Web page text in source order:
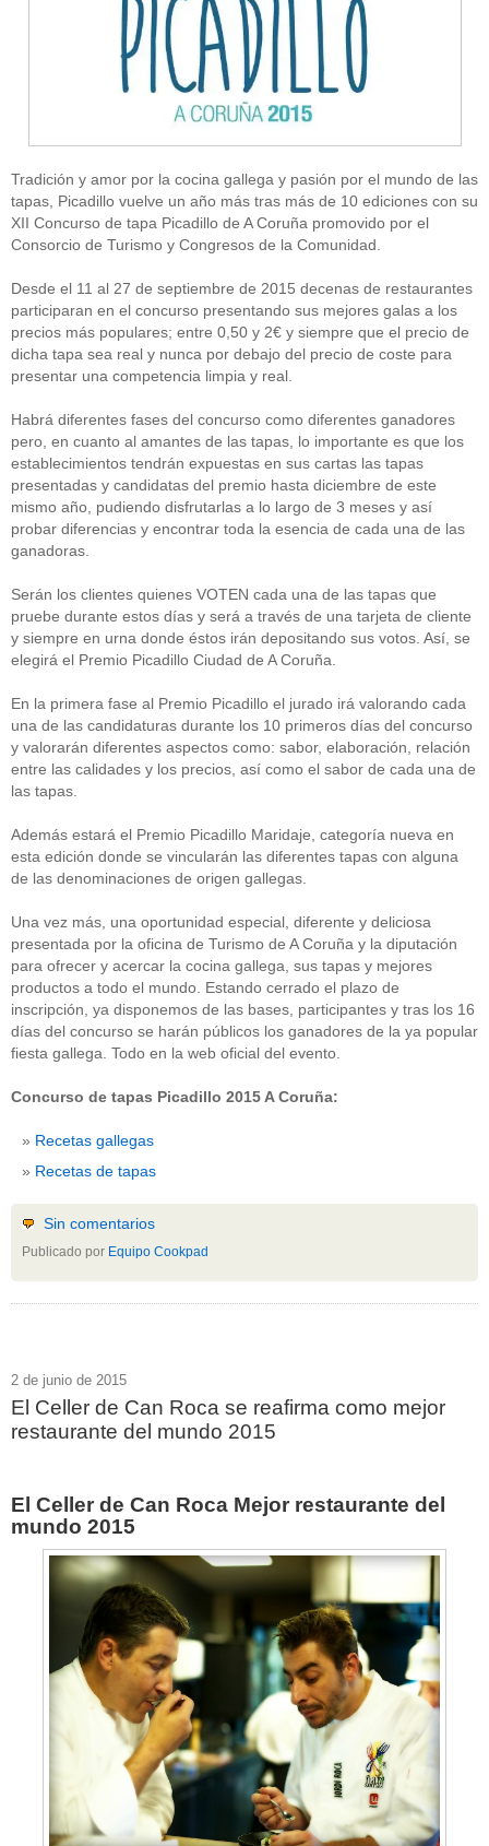
Tradición y amor por la cocina gallega y pasión por el mundo de las
tapas, Picadillo vuelve un año más tras más de 10 ediciones con su
XII Concurso de tapa Picadillo de A Coruña promovido por el
Consorcio de Turismo y Congresos de la Comunidad.
Desde el 11 al 27 de septiembre de 2015 decenas de restaurantes
participaran en el concurso presentando sus mejores galas a los
precios más populares; entre 0,50 y 2€ y siempre que el precio de
dicha tapa sea real y nunca por debajo del precio de coste para
presentar una competencia limpia y real.
Habrá diferentes fases del concurso como diferentes ganadores
pero, en cuanto al amantes de las tapas, lo importante es que los
establecimientos tendrán expuestas en sus cartas las tapas
presentadas y candidatas del premio hasta diciembre de este
mismo año, pudiendo disfrutarlas a lo largo de 3 meses y así
probar diferencias y encontrar toda la esencia de cada una de las
ganadoras.
Serán los clientes quienes VOTEN cada una de las tapas que
pruebe durante estos días y será a través de una tarjeta de cliente
y siempre en urna donde éstos irán depositando sus votos. Así, se
elegirá el Premio Picadillo Ciudad de A Coruña.
En la primera fase al Premio Picadillo el jurado irá valorando cada
una de las candidaturas durante los 10 primeros días del concurso
y valorarán diferentes aspectos como: sabor, elaboración, relación
entre las calidades y los precios, así como el sabor de cada una de
las tapas.
Además estará el Premio Picadillo Maridaje, categoría nueva en
esta edición donde se vincularán las diferentes tapas con alguna
de las denominaciones de origen gallegas.
Una vez más, una oportunidad especial, diferente y deliciosa
presentada por la oficina de Turismo de A Coruña y la diputación
para ofrecer y acercar la cocina gallega, sus tapas y mejores
productos a todo el mundo. Estando cerrado el plazo de
inscripción, ya disponemos de las bases, participantes y tras los 16
días del concurso se harán públicos los ganadores de la ya popular
fiesta gallega. Todo en la web oficial del evento.
Concurso de tapas Picadillo 2015 A Coruña:
Recetas gallegas
Recetas de tapas
Sin comentarios
Publicado por Equipo Cookpad
2 de junio de 2015
El Celler de Can Roca se reafirma como mejor
restaurante del mundo 2015
El Celler de Can Roca Mejor restaurante del
mundo 2015